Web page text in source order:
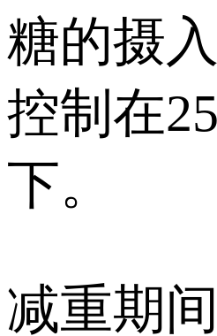
糖的摄
控制在
下。
减重期